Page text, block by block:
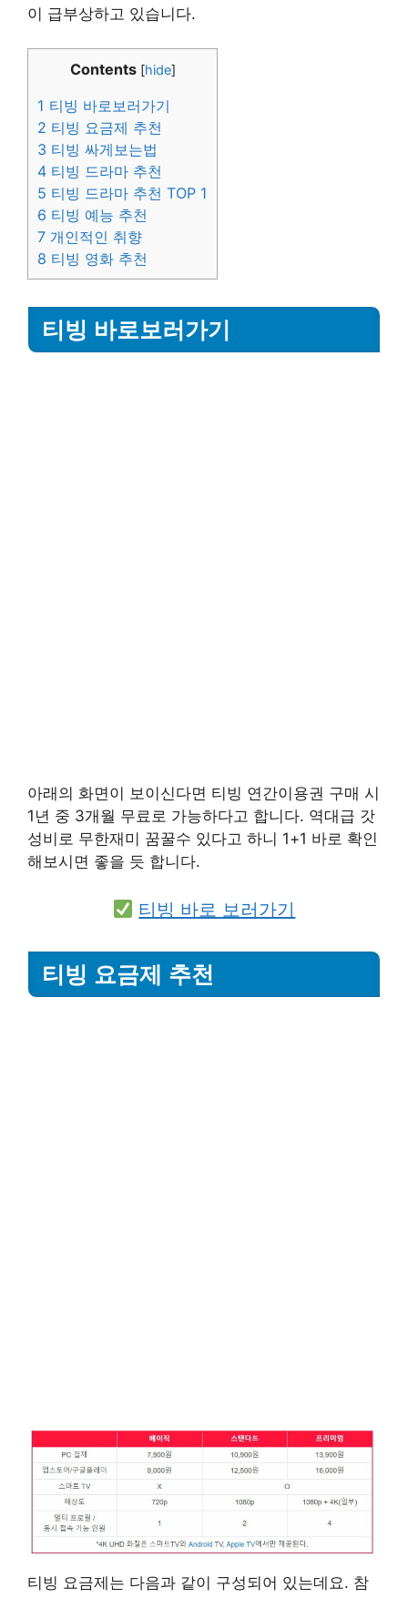
이 급부상하고 있습니다.
Contents [hide]
1 티빙 바로보러가기
2 티빙 요금제 추천
3 티빙 싸게보는법
4 티빙 드라마 추천
5 티빙 드라마 추천 TOP 1
6 티빙 예능 추천
7 개인적인 취향
8 티빙 영화 추천
티빙 바로보러가기
아래의 화면이 보이신다면 티빙 연간이용권 구매 시
1년 중 3개월 무료로 가능하다고 합니다. 역대급 갓
성비로 무한재미 꿈꿀수 있다고 하니 1+1 바로 확인
해보시면 좋을 듯 합니다.
티빙 바로 보러가기
티빙 요금제 추천
티빙 요금제는 다음과 같이 구성되어 있는데요. 참